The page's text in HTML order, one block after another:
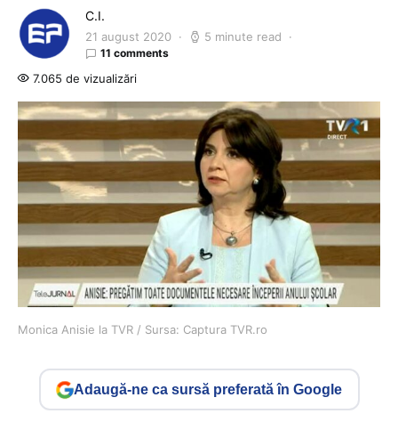
C.I.
21 august 2020 5 minute read
11 comments
7.065 de vizualizări
Monica Anisie la TVR / Sursa: Captura TVR.ro
Adaugă-ne ca sursă preferată în Google